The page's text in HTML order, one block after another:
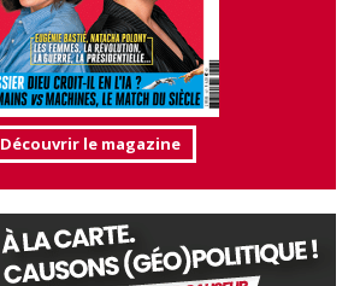
Découvrir le magazine